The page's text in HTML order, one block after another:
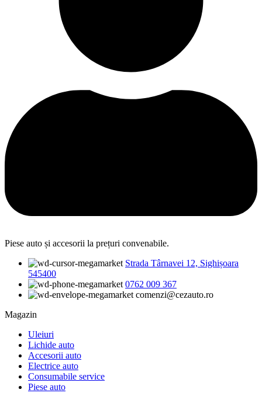
Piese auto și accesorii la prețuri convenabile.
Strada Târnavei 12, Sighișoara
545400
0762 009 367
comenzi@cezauto.ro
Magazin
Uleiuri
Lichide auto
Accesorii auto
Electrice auto
Consumabile service
Piese auto